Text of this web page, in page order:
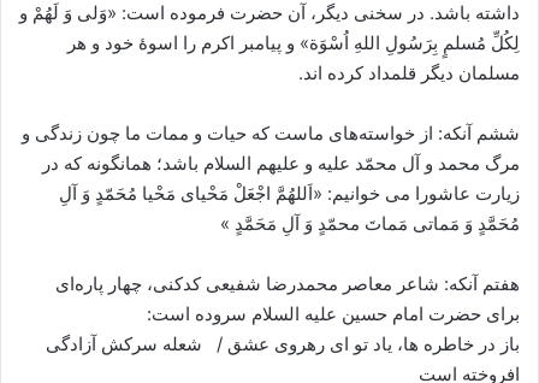
داشته باشد. در سخنی دیگر، آن حضرت فرموده است: «وَلی وَ لَهُمْ و
لِكُلِّ مُسلمٍ بِرَسُولِ اللهِ اُسْوَة» و پیامبر اكرم را اسوۀ خود و هر
مسلمان دیگر قلمداد كرده اند.
ششم آنکه: از خواسته‌های ماست كه حیات و ممات ما چون زندگی و
مرگ محمد و آل محمّد علیه و علیهم السلام باشد؛ همانگونه که در
زیارت عاشورا می خوانیم: «اَللهُمَّ اجْعَلْ مَحْیای مَحْیا مُحَمّدٍ وَ آلِ
مُحَمَّدٍ وَ مَماتی مَماتَ محمّدٍ وَ آلِ مَحَمَّدٍ »
هفتم آنکه: شاعر معاصر محمدرضا شفیعی کدکنی، چهار پاره‌ای
برای حضرت امام حسین علیه السلام سروده است:
باز در خاطره ها، یاد تو ای رهروی عشق / شعله سرکش آزادگی
افروخته است